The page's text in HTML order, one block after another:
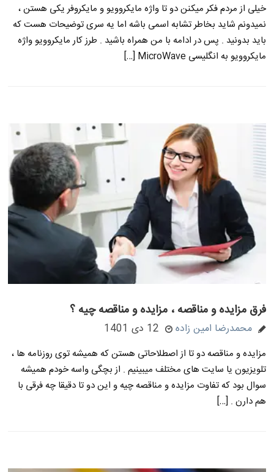
خیلی از مردم فکر میکنن دو تا واژه مایکروویو و مایکروفر یکی هستن ،
نمیدونم شاید بخاطر تشابه اسمی باشه اما یه سری توضیحات هست که
باید بدونید . پس در ادامه با من همراه باشید . طرز کار مایکروویو واژه
مایکروویو به انگلیسی MicroWave […]
فرق مزایده و مناقصه ، مزایده و مناقصه چیه ؟
محمدرضا امین زاده 12 دی 1401
مزایده و مناقصه دو تا از اصطلاحاتی هستن که همیشه توی روزنامه ها ،
تلویزیون یا سایت های مختلف میبینیم . از بچگی واسه خودم همیشه
سوال بود که تفاوت مزایده و مناقصه چیه و این دو تا دقیقا چه فرقی با
هم دارن . […]